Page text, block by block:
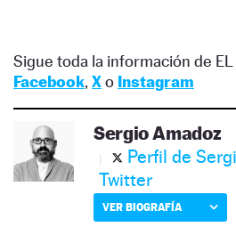
Sigue toda la información de EL
Facebook, Xo Instagram
Sergio Amadoz
Perfil de
Twitter
VER BIOGRAFÍA